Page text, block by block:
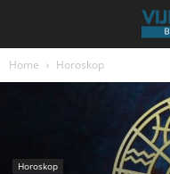
Home Horoskop
Horoskop